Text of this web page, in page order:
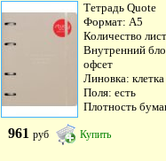
Тетрадь Quote
Формат: А5
Количество
Внутренний
офсет
Линовка: клетка
Поля: есть
Плотность
961 руб Купить